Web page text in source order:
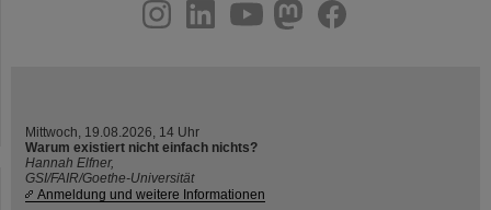
youtube
helmholtz.social
facebook
Mittwoch, 19.08.2026, 14 Uhr
Warum existiert nicht einfach nichts?
Hannah Elfner,
GSI/FAIR/Goethe-Universität
Anmeldung und weitere Informationen